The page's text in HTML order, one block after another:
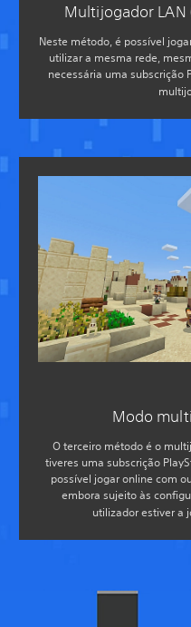
Multijogador LAN
Neste método, é possível
utilizar a mesma rede,
necessária uma subscrição
Modo
O terceiro método é o
tiveres uma subscrição
possível jogar online com
embora sujeito às
utilizador estiver a